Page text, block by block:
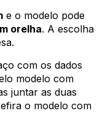
e o modelo pode
orelha. A escolha
com os dados
modelo com
juntar as duas
o modelo com